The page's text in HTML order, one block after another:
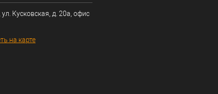
ул. Кусковская, д. 20а, офис
на карте